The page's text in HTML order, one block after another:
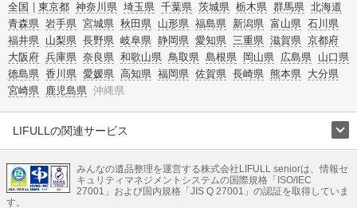
全国 東京都 神奈川県 埼玉県 千葉県 茨城県 栃木県 群馬県 北海道
青森県 岩手県 宮城県 秋田県 山形県 福島県 新潟県 富山県 石川県
福井県 山梨県 長野県 岐阜県 静岡県 愛知県 三重県 滋賀県 京都府
大阪府 兵庫県 奈良県 和歌山県 鳥取県 島根県 岡山県 広島県 山口県
徳島県 香川県 愛媛県 高知県 福岡県 佐賀県 長崎県 熊本県 大分県
宮崎県 鹿児島県 沖縄県
LIFULLの関連サービス
不動産・住宅
引越し 老人ホーム 地方創生 ママの就労支援
不動産クラウドファンディング 遺品整理 老後の暮らし情報
みんなの遺品整理を運営する株式会社LIFULL seniorは、情報セ
キュリティマネジメントシステムの国際規格「ISO/IEC
27001」および国内規格「JIS Q 27001」の認証を取得していま
す。